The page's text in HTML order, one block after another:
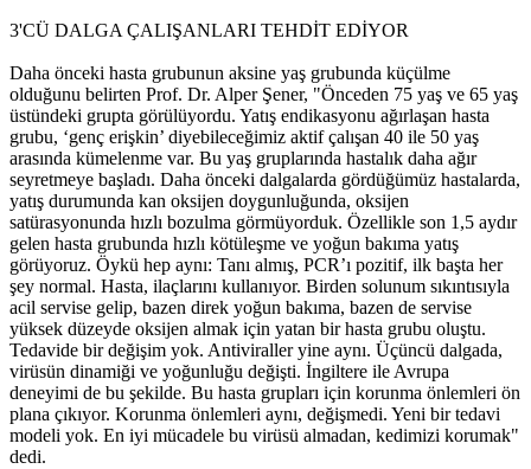
3'CÜ DALGA ÇALIŞANLARI TEHDİT EDİYOR
Daha önceki hasta grubunun aksine yaş grubunda küçülme
olduğunu belirten Prof. Dr. Alper Şener, "Önceden 75 yaş ve 65 yaş
üstündeki grupta görülüyordu. Yatış endikasyonu ağırlaşan hasta
grubu, ‘genç erişkin’ diyebileceğimiz aktif çalışan 40 ile 50 yaş
arasında kümelenme var. Bu yaş gruplarında hastalık daha ağır
seyretmeye başladı. Daha önceki dalgalarda gördüğümüz hastalarda,
yatış durumunda kan oksijen doygunluğunda, oksijen
satürasyonunda hızlı bozulma görmüyorduk. Özellikle son 1,5 aydır
gelen hasta grubunda hızlı kötüleşme ve yoğun bakıma yatış
görüyoruz. Öykü hep aynı: Tanı almış, PCR’ı pozitif, ilk başta her
şey normal. Hasta, ilaçlarını kullanıyor. Birden solunum sıkıntısıyla
acil servise gelip, bazen direk yoğun bakıma, bazen de servise
yüksek düzeyde oksijen almak için yatan bir hasta grubu oluştu.
Tedavide bir değişim yok. Antiviraller yine aynı. Üçüncü dalgada,
virüsün dinamiği ve yoğunluğu değişti. İngiltere ile Avrupa
deneyimi de bu şekilde. Bu hasta grupları için korunma önlemleri ön
plana çıkıyor. Korunma önlemleri aynı, değişmedi. Yeni bir tedavi
modeli yok. En iyi mücadele bu virüsü almadan, kedimizi korumak"
dedi.